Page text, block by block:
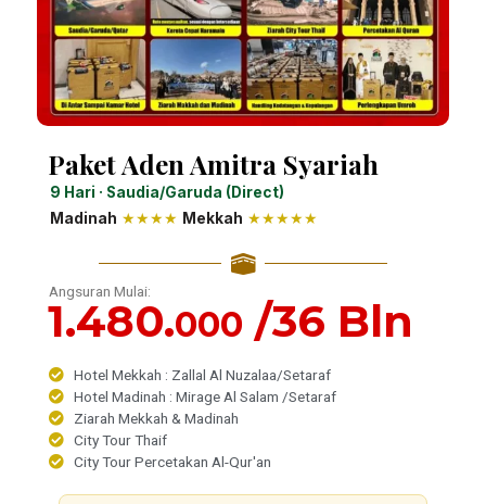
Paket Aden Amitra Syariah
9 Hari · Saudia/Garuda (Direct)
Madinah ★★★★ Mekkah ★★★★★
Angsuran Mulai:
1.480.000 /36 Bln
Hotel Mekkah : Zallal Al Nuzalaa/Setaraf
Hotel Madinah : Mirage Al Salam /Setaraf
Ziarah Mekkah & Madinah
City Tour Thaif
City Tour Percetakan Al-Qur'an